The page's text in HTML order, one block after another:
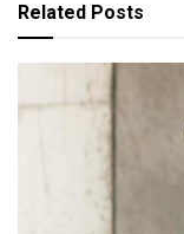
Related Posts